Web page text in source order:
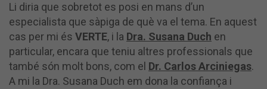
Li diria que sobretot es posi en mans d’un
especialista que sàpiga de què va el tema. En aquest
cas per mi és VERTE, i la Dra. Susana Duch en
particular, encara que teniu altres professionals que
també són molt bons, com el Dr. Carlos Arciniegas.
A mi la Dra. Susana Duch em dona la confiança i